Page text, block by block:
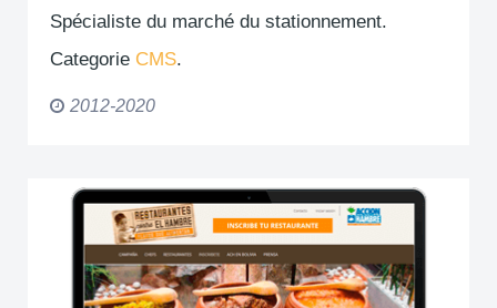
Spécialiste du marché du stationnement.
Categorie CMS.
2012-2020